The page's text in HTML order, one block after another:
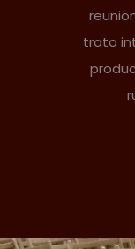
trato